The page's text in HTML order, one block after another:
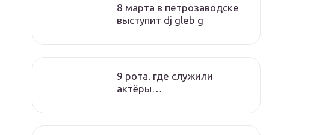
8 марта в петрозаводске
выступит dj gleb g
9 рота. где служили
актёры…